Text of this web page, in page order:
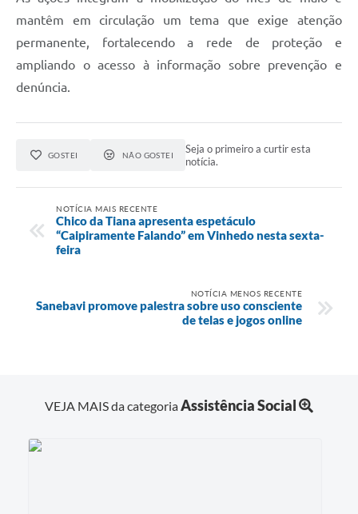
mantêm em circulação um tema que exige atenção
permanente, fortalecendo a rede de proteção e
ampliando o acesso à informação sobre prevenção e
denúncia.
GOSTEI NÃO GOSTEI
Seja o primeiro a curtir esta
notícia.
NOTÍCIA MAIS RECENTE
Chico da Tiana apresenta espetáculo
“Caipiramente Falando” em Vinhedo nesta sexta-
feira
NOTÍCIA MENOS RECENTE
Sanebavi promove palestra sobre uso consciente
de telas e jogos online
VEJA MAIS da categoriaAssistência Social